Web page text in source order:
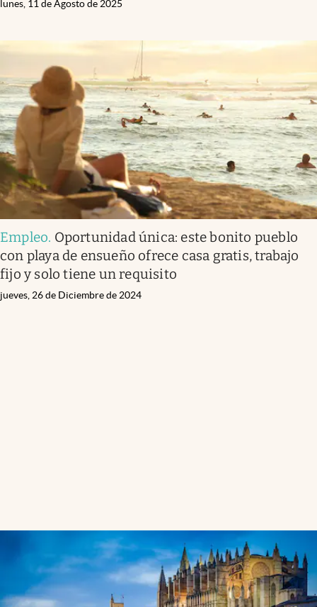
lunes, 11 de Agosto de 2025
Empleo. Oportunidad única: este bonito pueblo
con playa de ensueño ofrece casa gratis, trabajo
fijo y solo tiene un requisito
jueves, 26 de Diciembre de 2024